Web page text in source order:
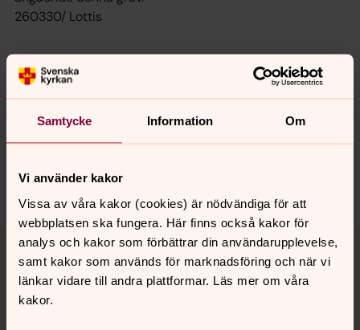
Samtycke Information Om
Vi använder kakor
Vissa av våra kakor (cookies) är nödvändiga för att
webbplatsen ska fungera. Här finns också kakor för
analys och kakor som förbättrar din användarupplevelse,
samt kakor som används för marknadsföring och när vi
länkar vidare till andra plattformar. Läs mer om våra
kakor.
260330/ Lottis
innehåll?
Dela
Tillbaka till toppen
Tillbaka till innehållet